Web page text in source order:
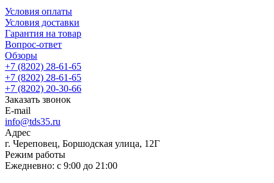
Условия оплаты
Условия доставки
Гарантия на товар
Вопрос-ответ
Обзоры
+7 (8202) 28‑61-65
+7 (8202) 28‑61-65
+7 (8202) 20‑30-66
Заказать звонок
E-mail
info@tds35.ru
Адрес
г. Череповец, Боршодская улица, 12Г
Режим работы
Ежедневно: с 9:00 до 21:00